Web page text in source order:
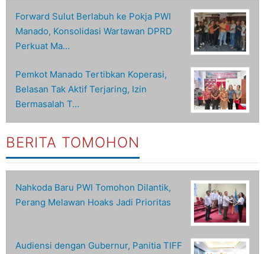
Forward Sulut Berlabuh ke Pokja PWI
Manado, Konsolidasi Wartawan DPRD
Perkuat Ma…
Pemkot Manado Tertibkan Koperasi,
Belasan Tak Aktif Terjaring, Izin
Bermasalah T…
BERITA TOMOHON
Nahkoda Baru PWI Tomohon Dilantik,
Perang Melawan Hoaks Jadi Prioritas
Audiensi dengan Gubernur, Panitia TIFF